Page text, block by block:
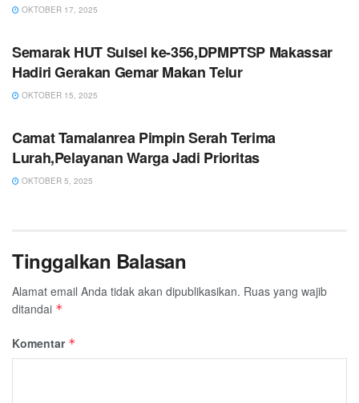
OKTOBER 17, 2025
Semarak HUT Sulsel ke-356,DPMPTSP Makassar
Hadiri Gerakan Gemar Makan Telur
OKTOBER 15, 2025
Camat Tamalanrea Pimpin Serah Terima
Lurah,Pelayanan Warga Jadi Prioritas
OKTOBER 5, 2025
Tinggalkan Balasan
Alamat email Anda tidak akan dipublikasikan. Ruas yang wajib
ditandai *
Komentar *